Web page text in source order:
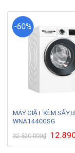
-60%
MÁY GIẶT KÈM SẤY
WNA14400SG
32.520.000₫ Giá
gốc
là: